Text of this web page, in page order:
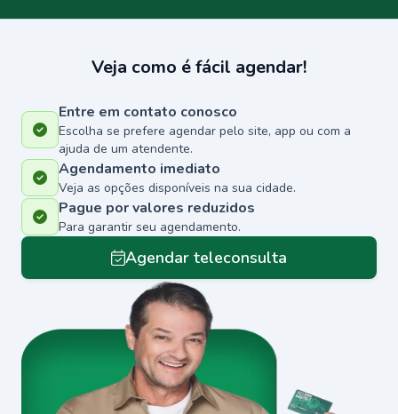
Veja como é fácil agendar!
Entre em contato conosco
Escolha se prefere agendar pelo site, app ou com a
ajuda de um atendente.
Agendamento imediato
Veja as opções disponíveis na sua cidade.
Pague por valores reduzidos
Para garantir seu agendamento.
Agendar teleconsulta